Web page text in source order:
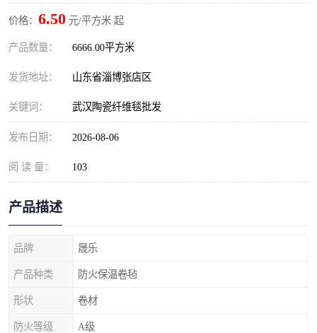
价格： 6.50 元/平方米 起
产品数量： 6666.00平方米
发货地址： 山东省淄博张店区
关键词： 武汉陶瓷纤维毯批发
发布日期： 2026-08-06
阅 读 量： 103
产品描述
品牌 晟乐
产品种类 防火保温卷毡
形状 卷材
防火等级 A级